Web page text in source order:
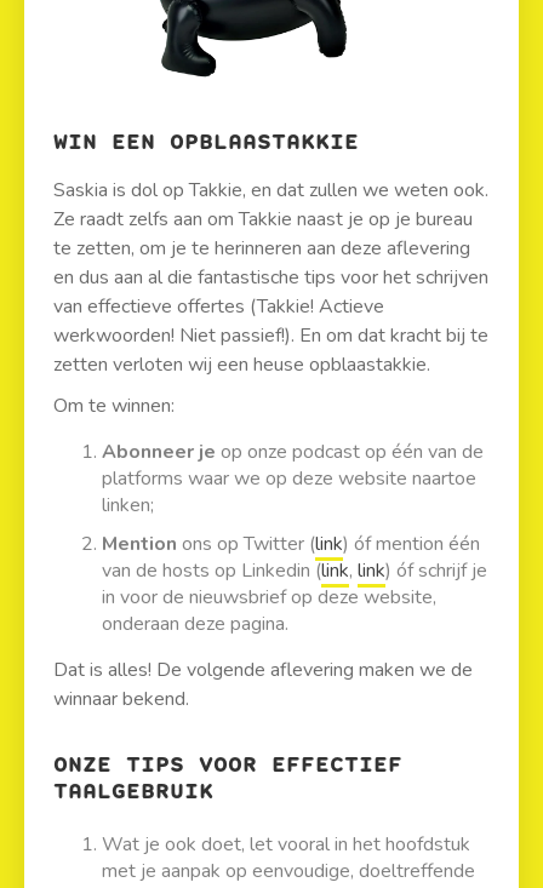
WIN EEN OPBLAASTAKKIE
Saskia is dol op Takkie, en dat zullen we weten ook.
Ze raadt zelfs aan om Takkie naast je op je bureau
te zetten, om je te herinneren aan deze aflevering
en dus aan al die fantastische tips voor het schrijven
van effectieve offertes (Takkie! Actieve
werkwoorden! Niet passief!). En om dat kracht bij te
zetten verloten wij een heuse opblaastakkie.
Om te winnen:
Abonneer je op onze podcast op één van de
platforms waar we op deze website naartoe
linken;
Mention ons op Twitter (link) óf mention één
van de hosts op Linkedin (link, link) óf schrijf je
in voor de nieuwsbrief op deze website,
onderaan deze pagina.
Dat is alles! De volgende aflevering maken we de
winnaar bekend.
ONZE TIPS VOOR EFFECTIEF
TAALGEBRUIK
Wat je ook doet, let vooral in het hoofdstuk
met je aanpak op eenvoudige, doeltreffende